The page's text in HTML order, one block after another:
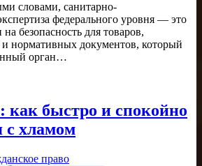
словами, санитарно-
федерального уровня — это
безопасность для товаров,
и нормативных документов, который
орган…
как быстро и спокойно
с хламом
право